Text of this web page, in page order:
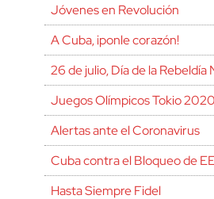
Jóvenes en Revolución
A Cuba, ¡ponle corazón!
26 de julio, Día de la Rebeldía
Juegos Olímpicos Tokio 2020
Alertas ante el Coronavirus
Cuba contra el Bloqueo de
Hasta Siempre Fidel